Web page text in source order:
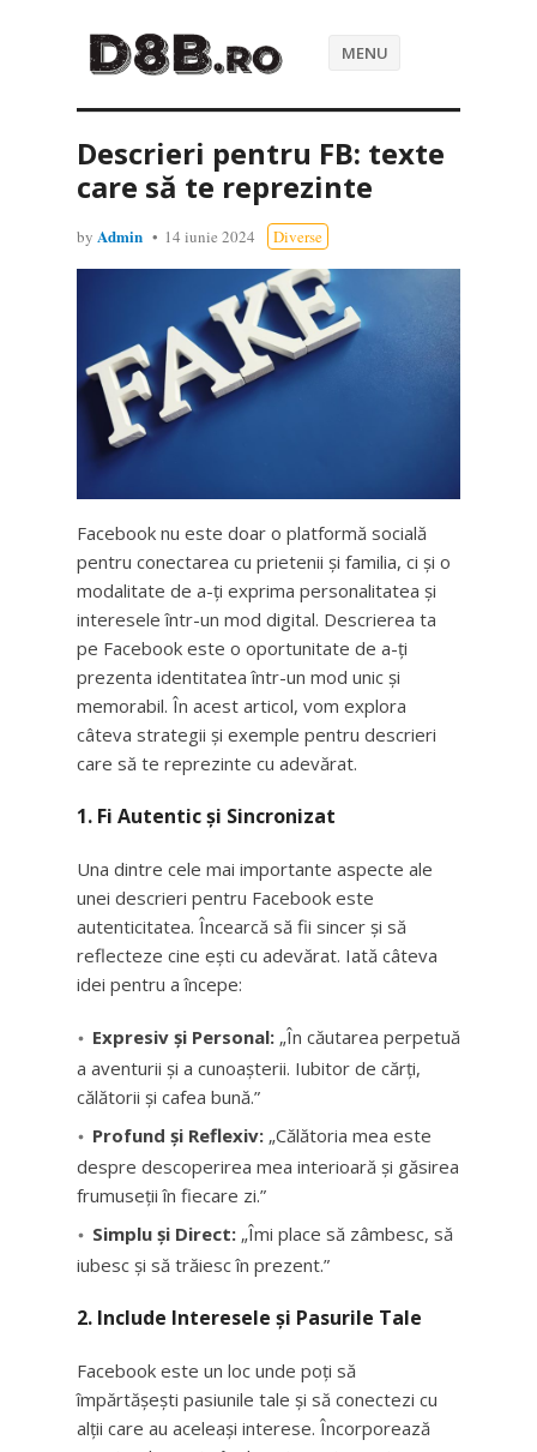
MENU
Descrieri pentru FB: texte
care să te reprezinte
by Admin 14 iunie 2024 Diverse
Facebook nu este doar o platformă socială
pentru conectarea cu prietenii și familia, ci și o
modalitate de a-ți exprima personalitatea și
interesele într-un mod digital. Descrierea ta
pe Facebook este o oportunitate de a-ți
prezenta identitatea într-un mod unic și
memorabil. În acest articol, vom explora
câteva strategii și exemple pentru descrieri
care să te reprezinte cu adevărat.
1. Fi Autentic și Sincronizat
Una dintre cele mai importante aspecte ale
unei descrieri pentru Facebook este
autenticitatea. Încearcă să fii sincer și să
reflecteze cine ești cu adevărat. Iată câteva
idei pentru a începe:
Expresiv și Personal: „În căutarea perpetuă
a aventurii și a cunoașterii. Iubitor de cărți,
călătorii și cafea bună.”
Profund și Reflexiv: „Călătoria mea este
despre descoperirea mea interioară și găsirea
frumuseții în fiecare zi.”
Simplu și Direct: „Îmi place să zâmbesc, să
iubesc și să trăiesc în prezent.”
2. Include Interesele și Pasurile Tale
Facebook este un loc unde poți să
împărtășești pasiunile tale și să conectezi cu
alții care au aceleași interese. Încorporează